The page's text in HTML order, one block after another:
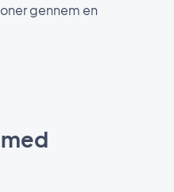
gennem en